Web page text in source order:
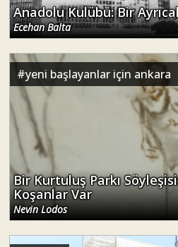
Anadolu Kulübü: Bir
Ecehan Balta
#yeni başlayanlar için ankara
Bir Kurtuluş Parkı
Koşanlar Var
Nevin Lodos